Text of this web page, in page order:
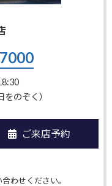
のぞく）
ご来店予約
わせください。